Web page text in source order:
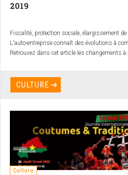
2019
Fiscalité, protection sociale, élargissement
L'auto-entreprise connaît des évolutions à
Retrouvez dans cet article les changements
CULTURE
Culture